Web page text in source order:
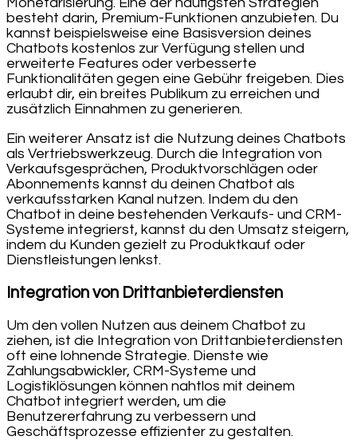
besteht darin, Premium-Funktionen anzubieten. Du
kannst beispielsweise eine Basisversion deines
Chatbots kostenlos zur Verfügung stellen und
erweiterte Features oder verbesserte
Funktionalitäten gegen eine Gebühr freigeben. Dies
erlaubt dir, ein breites Publikum zu erreichen und
zusätzlich Einnahmen zu generieren.
Ein weiterer Ansatz ist die Nutzung deines Chatbots
als Vertriebswerkzeug. Durch die Integration von
Verkaufsgesprächen, Produktvorschlägen oder
Abonnements kannst du deinen Chatbot als
verkaufsstarken Kanal nutzen. Indem du den
Chatbot in deine bestehenden Verkaufs- und CRM-
Systeme integrierst, kannst du den Umsatz steigern,
indem du Kunden gezielt zu Produktkauf oder
Dienstleistungen lenkst.
Integration von Drittanbieterdiensten
Um den vollen Nutzen aus deinem Chatbot zu
ziehen, ist die Integration von Drittanbieterdiensten
oft eine lohnende Strategie. Dienste wie
Zahlungsabwickler, CRM-Systeme und
Logistiklösungen können nahtlos mit deinem
Chatbot integriert werden, um die
Benutzererfahrung zu verbessern und
Geschäftsprozesse effizienter zu gestalten.